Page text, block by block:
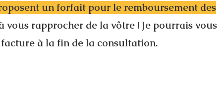
un forfait pour le remboursement des
vous rapprocher de la vôtre ! Je pourrais vous
à la fin de la consultation.